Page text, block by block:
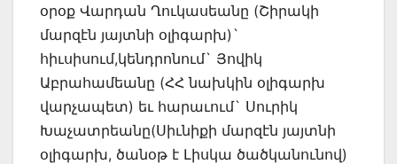
օրօք Վարդան Ղուկասեանը (Շիրակի
մարզէն յայտնի օլիգարխ)`
հիւսիսում,կենդրոնում` Յովիկ
Աբրահամեանը (ՀՀ նախկին օլիգարխ
վարչապետ) եւ հարաւում` Սուրիկ
Խաչատրեանը(Սիւնիքի մարզէն յայտնի
օլիգարխ, ծանօթ է Լիսկա ծածկանունով)